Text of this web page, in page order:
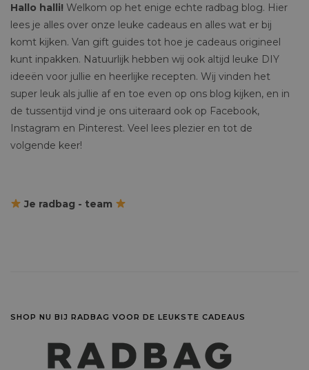
Hallo halli! Welkom op het enige echte radbag blog. Hier
lees je alles over onze leuke cadeaus en alles wat er bij
komt kijken. Van gift guides tot hoe je cadeaus origineel
kunt inpakken. Natuurlijk hebben wij ook altijd leuke DIY
ideeën voor jullie en heerlijke recepten. Wij vinden het
super leuk als jullie af en toe even op ons blog kijken, en in
de tussentijd vind je ons uiteraard ook op Facebook,
Instagram en Pinterest. Veel lees plezier en tot de
volgende keer!
Je radbag - team
SHOP NU BIJ RADBAG VOOR DE LEUKSTE CADEAUS